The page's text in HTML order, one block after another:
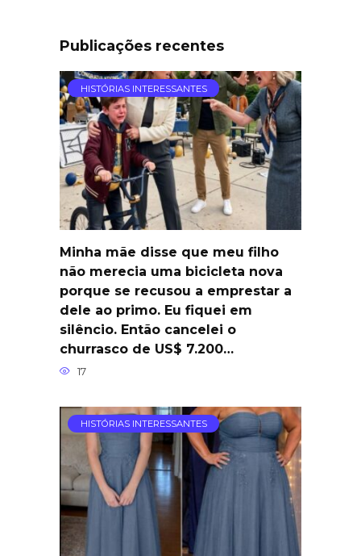
Publicações recentes
HISTÓRIAS INTERESSANTES
Minha mãe disse que meu filho
não merecia uma bicicleta nova
porque se recusou a emprestar a
dele ao primo. Eu fiquei em
silêncio. Então cancelei o
churrasco de US$ 7.200…
17
HISTÓRIAS INTERESSANTES